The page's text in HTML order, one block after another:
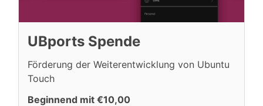
UBports Spende
Förderung der Weiterentwicklung von Ubuntu
Touch
Beginnend mit €10,00